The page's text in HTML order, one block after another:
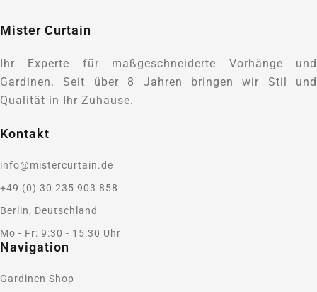
Mister Curtain
Ihr Experte für maßgeschneiderte Vorhänge und
Gardinen. Seit über 8 Jahren bringen wir Stil und
Qualität in Ihr Zuhause.
Kontakt
info@mistercurtain.de
+49 (0) 30 235 903 858
Berlin, Deutschland
Mo - Fr: 9:30 - 15:30 Uhr
Navigation
Gardinen Shop